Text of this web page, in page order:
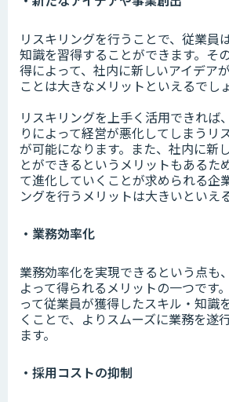
リスキリングを行うことで、従業員
知識を習得することができます。そ
得によって、社内に新しいアイデア
ことは大きなメリットといえるでし
リスキリングを上手く活用できれば
りによって経営が悪化してしまうリ
が可能になります。また、社内に新
とができるというメリットもあるた
て進化していくことが求められる企
ングを行うメリットは大きいといえ
・業務効率化
業務効率化を実現できるという点も
よって得られるメリットの一つです
って従業員が獲得したスキル・知識
くことで、よりスムーズに業務を遂
ます。
・採用コストの抑制